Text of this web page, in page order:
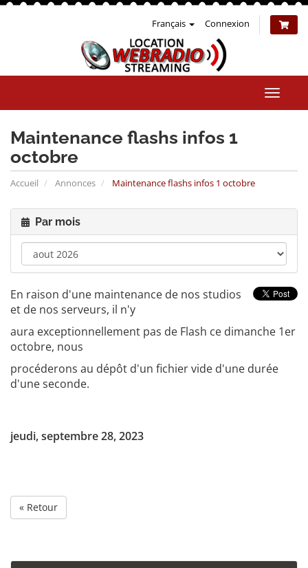
Français Connexion
la
Maintenance flashs infos 1
octobre
Accueil Annonces Maintenance flashs infos 1 octobre
Par mois
En raison d'une maintenance de nos studios
et de nos serveurs, il n'y
aura exceptionnellement pas de Flash ce dimanche 1er
octobre, nous
procéderons au dépôt d'un fichier vide d'une durée
d'une seconde.
jeudi, septembre 28, 2023
« Retour